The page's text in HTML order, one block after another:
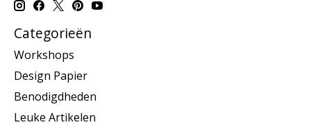
Categorieën
Workshops
Design Papier
Benodigdheden
Leuke Artikelen